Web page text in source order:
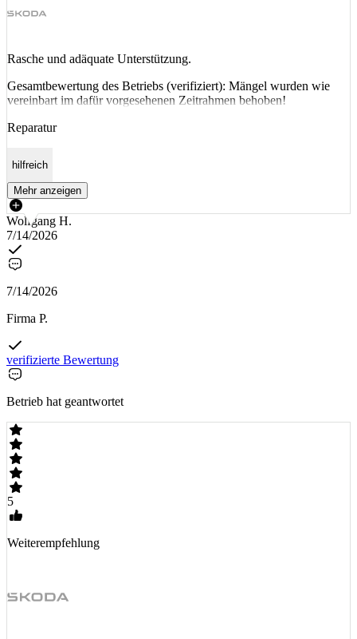
Rasche und adäquate Unterstützung.
Gesamtbewertung des Betriebs (verifiziert): Mängel wurden wie
vereinbart im dafür vorgesehenen Zeitrahmen behoben!
Reparatur
hilfreich
Mehr anzeigen
Wolfgang H.
7/14/2026
7/14/2026
Firma P.
verifizierte Bewertung
Betrieb hat geantwortet
5
Weiterempfehlung